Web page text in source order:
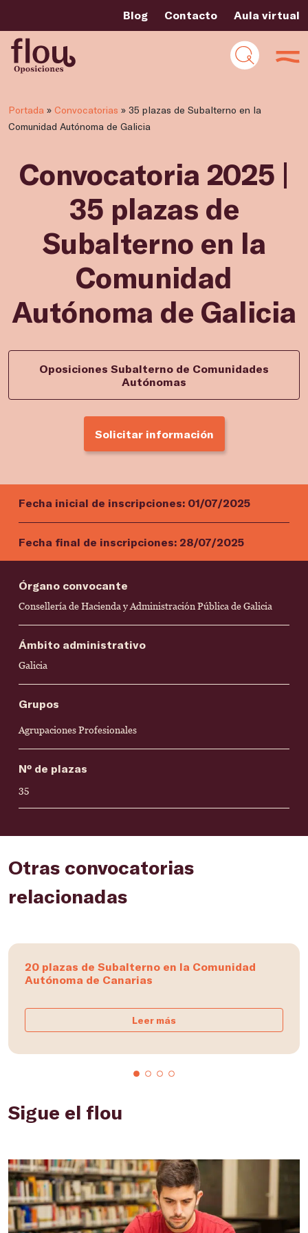
Blog Contacto Aula virtual
Portada » Convocatorias » 35 plazas de Subalterno en la
Comunidad Autónoma de Galicia
Convocatoria 2025 |
35 plazas de
Subalterno en la
Comunidad
Autónoma de Galicia
Oposiciones Subalterno de Comunidades
Autónomas
Solicitar información
Fecha inicial de inscripciones: 01/07/2025
Fecha final de inscripciones: 28/07/2025
Órgano convocante
Consellería de Hacienda y Administración Pública de Galicia
Ámbito administrativo
Galicia
Grupos
Agrupaciones Profesionales
Nº de plazas
35
Otras convocatorias
relacionadas
20 plazas de Subalterno en la Comunidad
Autónoma de Canarias
Leer más
Sigue el flou